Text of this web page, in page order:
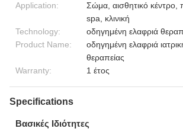
Application:
Σώμα, αισθητικό
spa, κλινική
Technology:
οδηγημένη ελαφριά
Product Name:
οδηγημένη ελαφριά
θεραπείας
Warranty:
1 έτος
Specifications
Βασικές Ιδιότητες